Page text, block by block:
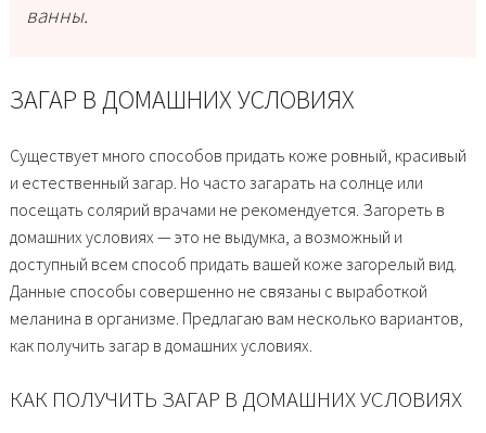
ванны.
ЗАГАР В ДОМАШНИХ УСЛОВИЯХ
Существует много способов придать коже ровный, красивый
и естественный загар. Но часто загарать на солнце или
посещать солярий врачами не рекомендуется. Загореть в
домашних условиях — это не выдумка, а возможный и
доступный всем способ придать вашей коже загорелый вид.
Данные способы совершенно не связаны с выработкой
меланина в организме. Предлагаю вам несколько вариантов,
как получить загар в домашних условиях.
КАК ПОЛУЧИТЬ ЗАГАР В ДОМАШНИХ УСЛОВИЯХ